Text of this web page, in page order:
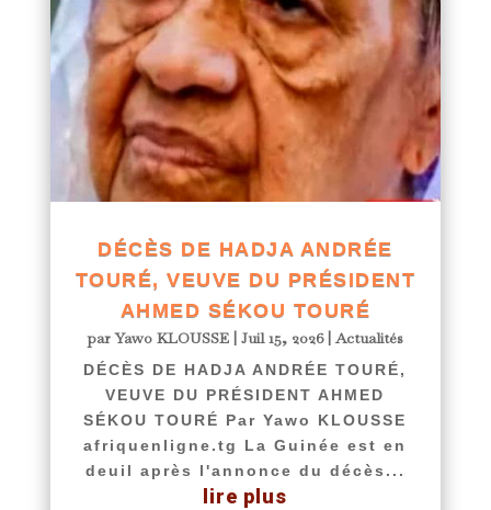
DÉCÈS DE HADJA ANDRÉE
TOURÉ, VEUVE DU PRÉSIDENT
AHMED SÉKOU TOURÉ
parYawo KLOUSSE |Juil 15, 2026|Actualités
DÉCÈS DE HADJA ANDRÉE TOURÉ,
VEUVE DU PRÉSIDENT AHMED
SÉKOU TOURÉ Par Yawo KLOUSSE
afriquenligne.tg La Guinée est en
deuil après l'annonce du décès...
lire plus